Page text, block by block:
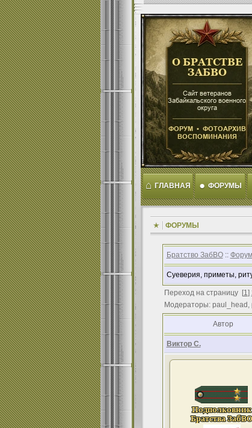
⌂ ГЛАВНАЯ ● ФОРУМЫ
ФОРУМЫ
Братство ЗабВО::
Суеверия, приметы,
Переход на страницу [1]
Модераторы: paul_head,
Автор
Виктор С.